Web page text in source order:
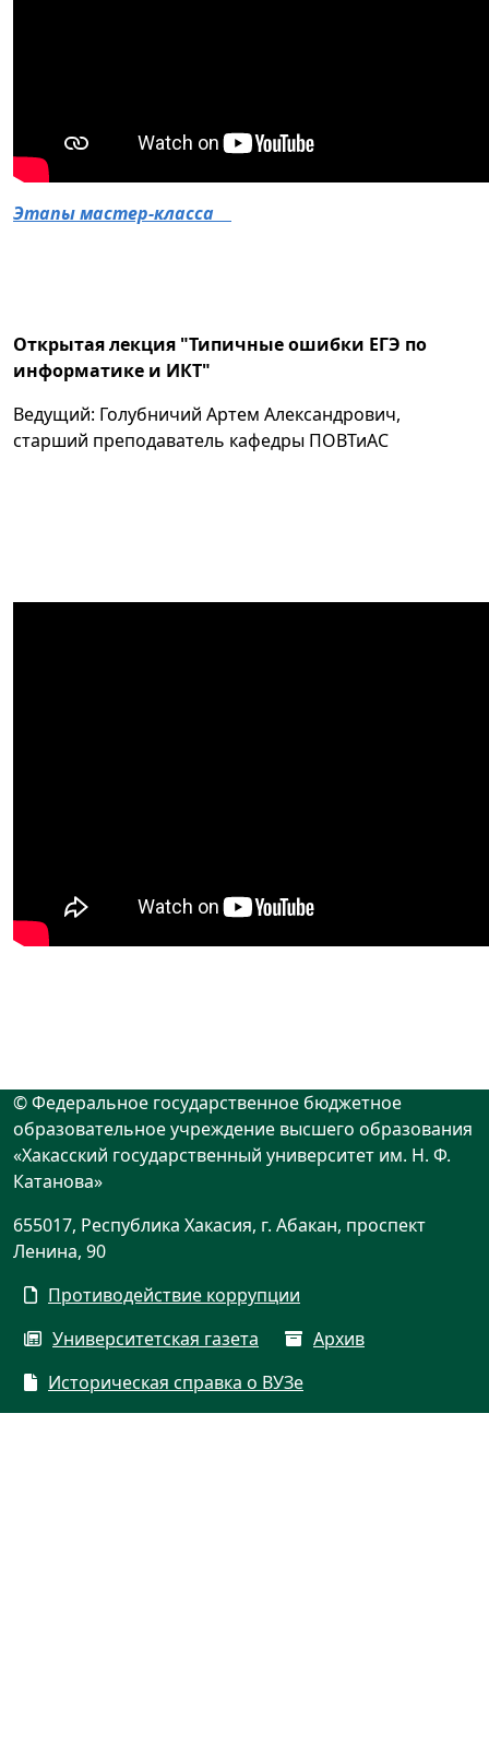
Этапы мастер-класса
Открытая лекция "Типичные ошибки ЕГЭ по
информатике и ИКТ"
Ведущий: Голубничий Артем Александрович,
старший преподаватель кафедры ПОВТиАС
© Федеральное государственное бюджетное
образовательное учреждение высшего образования
«Хакасский государственный университет им. Н. Ф.
Катанова»
655017, Республика Хакасия, г. Абакан, проспект
Ленина, 90
Противодействие коррупции
Университетская газета
Архив
Историческая справка о ВУЗе